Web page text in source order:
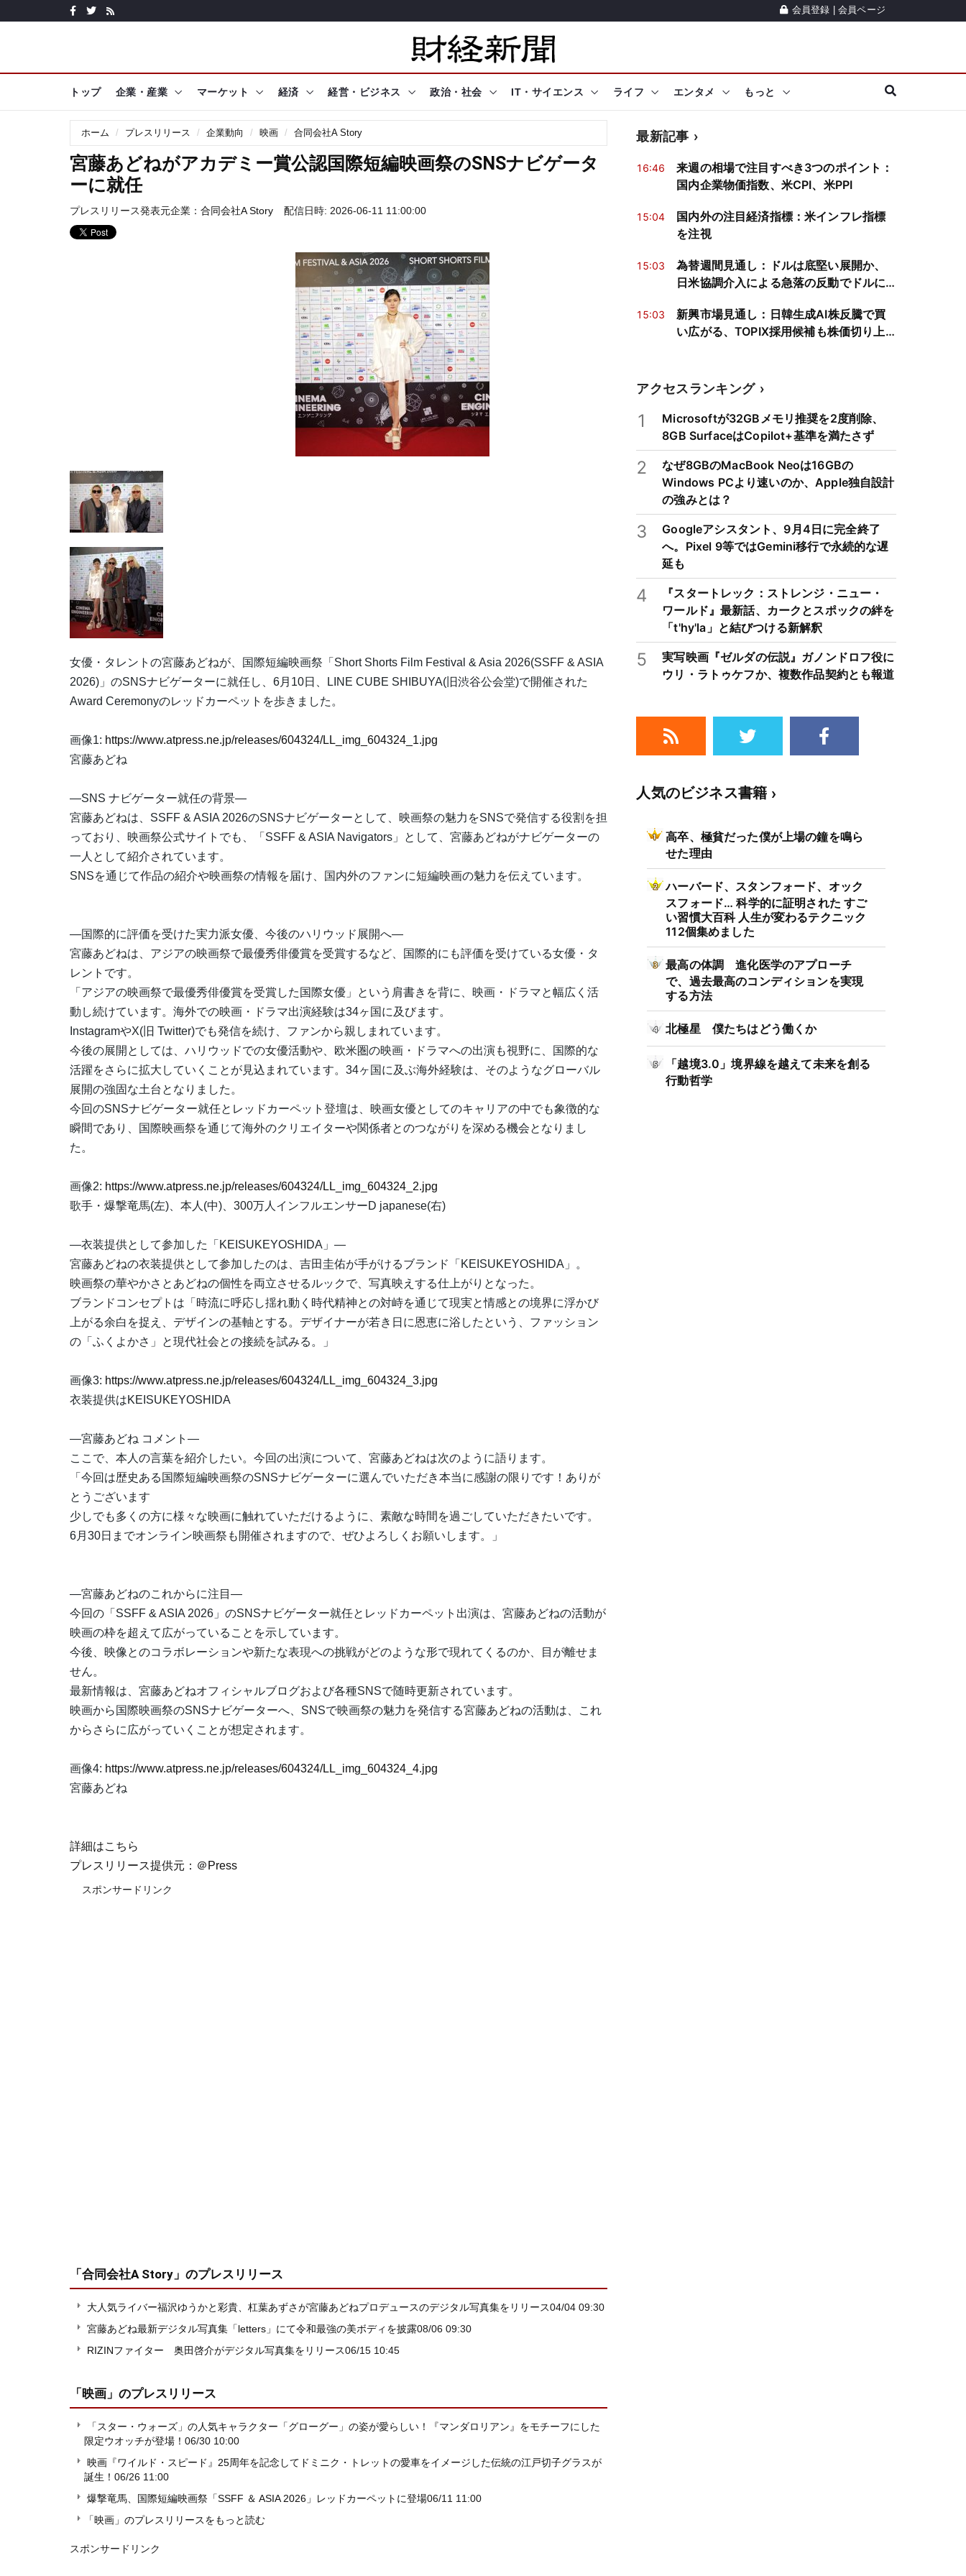
会員登録 会員ページ
トップ 企業・産業 マーケット 経済 経営・ビジネス 政治・社会 IT・サイエンス ライフ エンタメ もっと
ホーム プレスリリース 企業動向 映画 合同会社A Story
宮藤あどねがアカデミー賞公認国際短編映画祭のSNSナビゲータ
ーに就任
プレスリリース発表元企業： 合同会社A Story 配信日時: 2026-06-11 11:00:00
女優・タレントの宮藤あどねが、国際短編映画祭「Short Shorts Film Festival & Asia 2026(SSFF & ASIA
2026)」のSNSナビゲーターに就任し、6月10日、LINE CUBE SHIBUYA(旧渋谷公会堂)で開催された
Award Ceremonyのレッドカーペットを歩きました。
画像1: https://www.atpress.ne.jp/releases/604324/LL_img_604324_1.jpg
宮藤あどね
―SNS ナビゲーター就任の背景―
宮藤あどねは、SSFF & ASIA 2026のSNSナビゲーターとして、映画祭の魅力をSNSで発信する役割を担
っており、映画祭公式サイトでも、「SSFF & ASIA Navigators」として、宮藤あどねがナビゲーターの
一人として紹介されています。
SNSを通じて作品の紹介や映画祭の情報を届け、国内外のファンに短編映画の魅力を伝えています。
―国際的に評価を受けた実力派女優、今後のハリウッド展開へ―
宮藤あどねは、アジアの映画祭で最優秀俳優賞を受賞するなど、国際的にも評価を受けている女優・タ
レントです。
「アジアの映画祭で最優秀俳優賞を受賞した国際女優」という肩書きを背に、映画・ドラマと幅広く活
動し続けています。海外での映画・ドラマ出演経験は34ヶ国に及びます。
InstagramやX(旧 Twitter)でも発信を続け、ファンから親しまれています。
今後の展開としては、ハリウッドでの女優活動や、欧米圏の映画・ドラマへの出演も視野に、国際的な
活躍をさらに拡大していくことが見込まれています。34ヶ国に及ぶ海外経験は、そのようなグローバル
展開の強固な土台となりました。
今回のSNSナビゲーター就任とレッドカーペット登壇は、映画女優としてのキャリアの中でも象徴的な
瞬間であり、国際映画祭を通じて海外のクリエイターや関係者とのつながりを深める機会となりまし
た。
画像2: https://www.atpress.ne.jp/releases/604324/LL_img_604324_2.jpg
歌手・爆撃竜馬(左)、本人(中)、300万人インフルエンサーD japanese(右)
―衣装提供として参加した「KEISUKEYOSHIDA」―
宮藤あどねの衣装提供として参加したのは、吉田圭佑が手がけるブランド「KEISUKEYOSHIDA」。
映画祭の華やかさとあどねの個性を両立させるルックで、写真映えする仕上がりとなった。
ブランドコンセプトは「時流に呼応し揺れ動く時代精神との対峙を通じて現実と情感との境界に浮かび
上がる余白を捉え、デザインの基軸とする。デザイナーが若き日に恩恵に浴したという、ファッション
の「ふくよかさ」と現代社会との接続を試みる。」
画像3: https://www.atpress.ne.jp/releases/604324/LL_img_604324_3.jpg
衣装提供はKEISUKEYOSHIDA
―宮藤あどね コメント―
ここで、本人の言葉を紹介したい。今回の出演について、宮藤あどねは次のように語ります。
「今回は歴史ある国際短編映画祭のSNSナビゲーターに選んでいただき本当に感謝の限りです！ありが
とうございます
少しでも多くの方に様々な映画に触れていただけるように、素敵な時間を過ごしていただきたいです。
6月30日までオンライン映画祭も開催されますので、ぜひよろしくお願いします。」
―宮藤あどねのこれからに注目―
今回の「SSFF & ASIA 2026」のSNSナビゲーター就任とレッドカーペット出演は、宮藤あどねの活動が
映画の枠を超えて広がっていることを示しています。
今後、映像とのコラボレーションや新たな表現への挑戦がどのような形で現れてくるのか、目が離せま
せん。
最新情報は、宮藤あどねオフィシャルブログおよび各種SNSで随時更新されています。
映画から国際映画祭のSNSナビゲーターへ、SNSで映画祭の魅力を発信する宮藤あどねの活動は、これ
からさらに広がっていくことが想定されます。
画像4: https://www.atpress.ne.jp/releases/604324/LL_img_604324_4.jpg
宮藤あどね
詳細はこちら
プレスリリース提供元：＠Press
スポンサードリンク
「合同会社A Story」 のプレスリリース
大人気ライバー福沢ゆうかと彩貴、杠葉あずさが宮藤あどねプロデュースのデジタル写真集をリリース04/04 09:30
宮藤あどね最新デジタル写真集「letters」にて令和最強の美ボディを披露08/06 09:30
RIZINファイター 奥田啓介がデジタル写真集をリリース06/15 10:45
「映画」 のプレスリリース
「スター・ウォーズ」の人気キャラクター「グローグー」の姿が愛らしい！『マンダロリアン』をモチーフにした
限定ウオッチが登場！ 06/30 10:00
映画『ワイルド・スピード』25周年を記念してドミニク・トレットの愛車をイメージした伝統の江戸切子グラスが
誕生！ 06/26 11:00
爆撃竜馬、国際短編映画祭「SSFF ＆ ASIA 2026」レッドカーペットに登場06/11 11:00
「映画」のプレスリリースをもっと読む
スポンサードリンク
最新記事
16:46
来週の相場で注目すべき3つのポイント：
国内企業物価指数、米CPI、米PPI
15:04
国内外の注目経済指標：米インフレ指標
を注視
15:03
為替週間見通し：ドルは底堅い展開か、
日米協調介入による急落の反動でドルに
15:03
新興市場見通し：日韓生成AI株反騰で買
い広がる、TOPIX採用候補も株価切り上
アクセスランキング
1
Microsoftが32GBメモリ推奨を2度削除、
8GB SurfaceはCopilot+基準を満たさず
2
なぜ8GBのMacBook Neoは16GBの
Windows PCより速いのか、Apple独自設計
の強みとは？
3
Googleアシスタント、9月4日に完全終了
へ。Pixel 9等ではGemini移行で永続的な遅
延も
4
『スタートレック：ストレンジ・ニュー・
ワールド』最新話、カークとスポックの絆を
「t'hy'la」と結びつける新解釈
5
実写映画『ゼルダの伝説』ガノンドロフ役に
ウリ・ラトゥケフか、複数作品契約とも報道
人気のビジネス書籍
高卒、極貧だった僕が上場の鐘を鳴ら
せた理由
ハーバード、スタンフォード、オック
スフォード… 科学的に証明された すご
い習慣大百科 人生が変わるテクニック
112個集めました
最高の体調 進化医学のアプローチ
で、過去最高のコンディションを実現
する方法
北極星 僕たちはどう働くか
「越境3.0」境界線を越えて未来を創る
行動哲学